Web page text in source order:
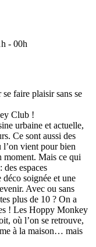
- 00h
faire plaisir sans se
Club !
urbaine et actuelle,
Ce sont aussi des
l’on vient pour bien
moment. Mais ce qui
espaces
soignée et une
Avec ou sans
plus de 10 ? On a
! Les Hoppy Monkey
où l’on se retrouve,
à la maison… mais